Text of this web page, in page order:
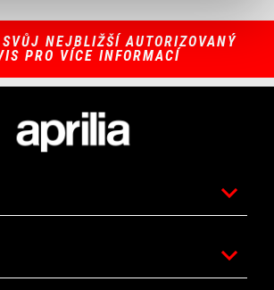
NEJBLIŽŠÍ AUTORIZOVANÝ
PRO VÍCE INFORMACÍ